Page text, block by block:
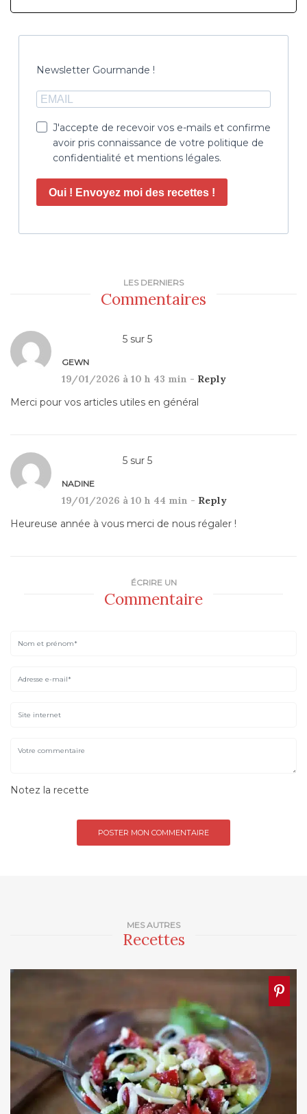
Newsletter Gourmande !
J'accepte de recevoir vos e-mails et confirme
avoir pris connaissance de votre politique de
confidentialité et mentions légales.
Oui ! Envoyez moi des recettes !
MES AUTRES
Recettes
LES DERNIERS
Commentaires
5 sur 5
GEWN
19/01/2026 à 10 h 43 min - Reply
Merci pour vos articles utiles en général
5 sur 5
NADINE
19/01/2026 à 10 h 44 min - Reply
Heureuse année à vous merci de nous régaler !
ÉCRIRE UN
Commentaire
Notez la recette